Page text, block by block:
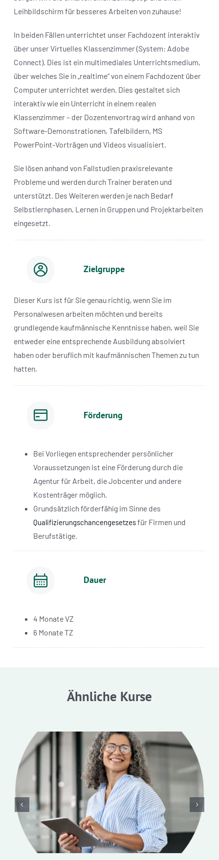
Leihbildschirm für besseres Arbeiten von zuhause!
In beiden Fällen unterrichtet unser Fachdozent interaktiv
über unser Virtuelles Klassenzimmer (System: Adobe
Connect). Dies ist ein multimediales Unterrichtsmedium,
über welches Sie in „realtime“ von einem Fachdozent über
Computer unterrichtet werden. Dies gestaltet sich
interaktiv wie ein Unterricht in einem realen
Klassenzimmer – der Dozentenvortrag wird anhand von
Software-Demonstrationen, Tafelbildern, MS
PowerPoint-Vorträgen und Videos visualisiert.
Sie lösen anhand von Fallstudien praxisrelevante
Probleme und werden durch Trainer beraten und
unterstützt. Des Weiteren werden je nach Bedarf
Selbstlernphasen, Lernen in Gruppen und Projektarbeiten
eingesetzt.
Zielgruppe
Dieser Kurs ist für Sie genau richtig, wenn Sie im
Personalwesen arbeiten möchten und bereits
grundlegende kaufmännische Kenntnisse haben, weil Sie
entweder eine entsprechende Ausbildung absolviert
haben oder beruflich mit kaufmännischen Themen zu tun
hatten.
Förderung
Bei Vorliegen entsprechender persönlicher
Voraussetzungen ist eine Förderung durch die
Agentur für Arbeit, die Jobcenter und andere
Kostenträger möglich.
Grundsätzlich förderfähig im Sinne des
Qualifizierungschancengesetzesfür Firmen und
Berufstätige.
Dauer
4 Monate VZ
6 Monate TZ
Ähnliche Kurse